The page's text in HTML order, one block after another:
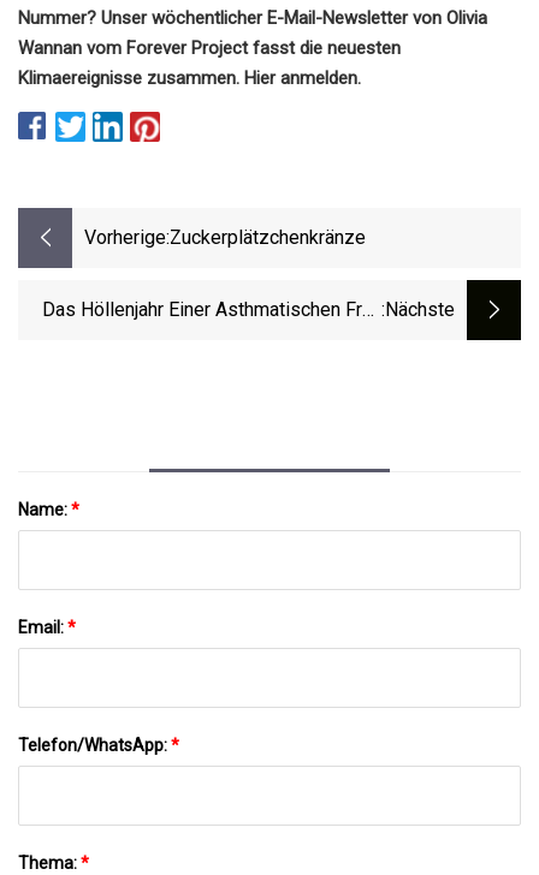
Nummer? Unser wöchentlicher E-Mail-Newsletter von Olivia
Wannan vom Forever Project fasst die neuesten
Klimaereignisse zusammen. Hier anmelden.
Vorherige:Zuckerplätzchenkränze
Das Höllenjahr Einer Asthmatischen Frau :nächste
Name:*
Email:*
Telefon/WhatsApp:*
Thema:*